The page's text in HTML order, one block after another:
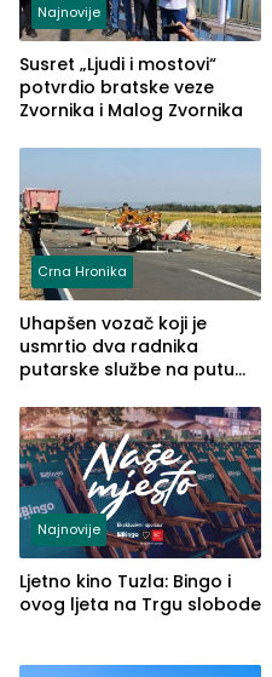
Najnovije
Susret „Ljudi i mostovi“
potvrdio bratske veze
Zvornika i Malog Zvornika
Crna Hronika
Uhapšen vozač koji je
usmrtio dva radnika
putarske službe na putu
(FOTO)
Najnovije
Ljetno kino Tuzla: Bingo i
ovog ljeta na Trgu slobode